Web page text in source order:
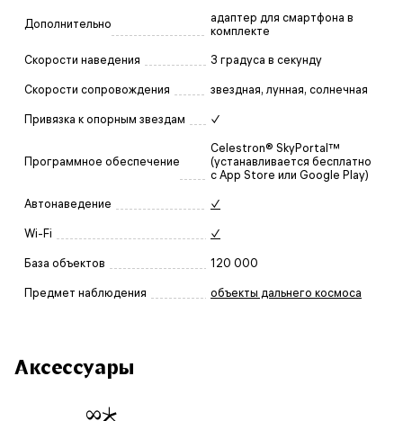
Дополнительно
адаптер для смартфона в
комплекте
Скорости наведения 3 градуса в секунду
Скорости сопровождения звездная, лунная, солнечная
Привязка к опорным звездам ✓
Программное обеспечение
Celestron® SkyPortal™
(устанавливается бесплатно
с App Store или Google Play)
Автонаведение ✓
Wi-Fi ✓
База объектов 120 000
Предмет наблюдения объекты дальнего космоса
Аксессуары